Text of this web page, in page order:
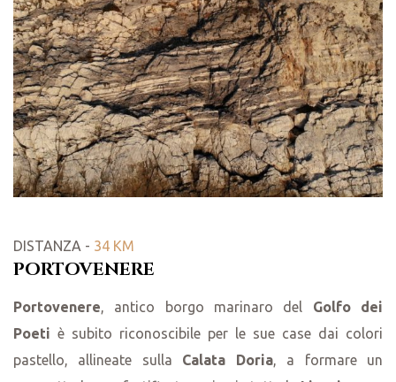
DISTANZA - 34 KM
PORTOVENERE
Portovenere, antico borgo marinaro del Golfo dei
Poeti è subito riconoscibile per le sue case dai colori
pastello, allineate sulla Calata Doria, a formare un